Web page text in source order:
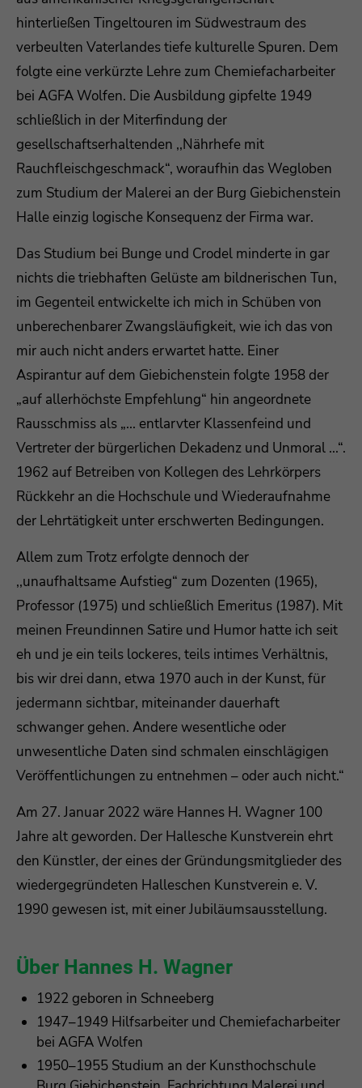
Drop us a line
info@yourdomain.com
About us
Lorem ipsum dolor sit amet, consectetuer
adipiscing elit.
massa. Cum sociis natoque penatibus et magnis
dis parturient montes, nascetur ridiculus mus.
hinterließen Tingeltouren im Südwestraum des
verbeulten Vaterlandes tiefe kulturelle Spuren. Dem
folgte eine verkürzte Lehre zum Chemiefacharbeiter
bei AGFA Wolfen. Die Ausbildung gipfelte 1949
schließlich in der Miterfindung der
gesellschaftserhaltenden ,,Nährhefe mit
Rauchfleischgeschmack“, woraufhin das Wegloben
zum Studium der Malerei an der Burg Giebichenstein
Halle einzig logische Konsequenz der Firma war.
Das Studium bei Bunge und Crodel minderte in gar
nichts die triebhaften Gelüste am bildnerischen Tun,
im Gegenteil entwickelte ich mich in Schüben von
unberechenbarer Zwangsläufigkeit, wie ich das von
mir auch nicht anders erwartet hatte. Einer
Aspirantur auf dem Giebichenstein folgte 1958 der
„auf allerhöchste Empfehlung“ hin angeordnete
Rausschmiss als „... entlarvter Klassenfeind und
Vertreter der bürgerlichen Dekadenz und Unmoral ...“.
1962 auf Betreiben von Kollegen des Lehrkörpers
Rückkehr an die Hochschule und Wiederaufnahme
der Lehrtätigkeit unter erschwerten Bedingungen.
Allem zum Trotz erfolgte dennoch der
,,unaufhaltsame Aufstieg“ zum Dozenten (1965),
Professor (1975) und schließlich Emeritus (1987). Mit
meinen Freundinnen Satire und Humor hatte ich seit
eh und je ein teils lockeres, teils intimes Verhältnis,
bis wir drei dann, etwa 1970 auch in der Kunst, für
jedermann sichtbar, miteinander dauerhaft
schwanger gehen. Andere wesentliche oder
unwesentliche Daten sind schmalen einschlägigen
Veröffentlichungen zu entnehmen – oder auch nicht.“
Am 27. Januar 2022 wäre Hannes H. Wagner 100
Jahre alt geworden. Der Hallesche Kunstverein ehrt
den Künstler, der eines der Gründungsmitglieder des
wiedergegründeten Halleschen Kunstverein e. V.
1990 gewesen ist, mit einer Jubiläumsausstellung.
Über Hannes H. Wagner
1922 geboren in Schneeberg
1947–1949 Hilfsarbeiter und Chemiefacharbeiter
bei AGFA Wolfen
1950–1955 Studium an der Kunsthochschule